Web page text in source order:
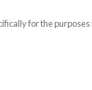
for the